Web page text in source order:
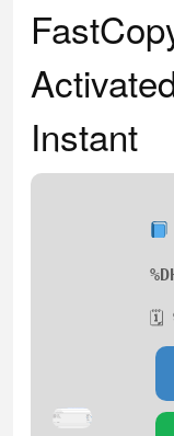
Instant
🗓